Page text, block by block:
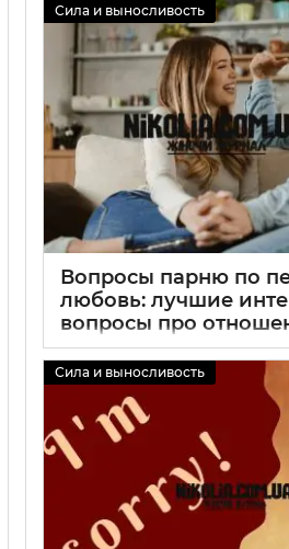
02 09 2025 0
Сила и выносливость
Вопросы парню по
любовь: лучшие
вопросы про
спросить парню в
02 09 2025 0
Сила и выносливость